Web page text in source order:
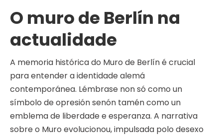
O muro de Berlín na
actualidade
A memoria histórica do Muro de Berlín é crucial
para entender a identidade alemá
contemporánea. Lémbrase non só como un
símbolo de opresión senón tamén como un
emblema de liberdade e esperanza. A narrativa
sobre o Muro evolucionou, impulsada polo desexo